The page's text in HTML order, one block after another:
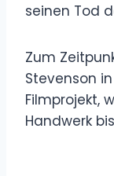
seinen Tod
Zum
Stevenson
Filmprojekt,
Handwerk